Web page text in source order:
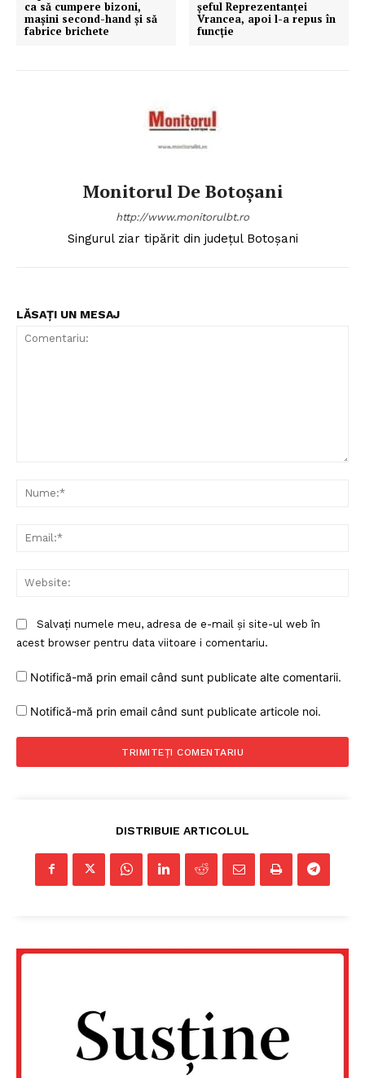
ca să cumpere bizoni,
mașini second-hand și să
fabrice brichete
șeful Reprezentanței
Vrancea, apoi l-a repus în
funcție
Monitorul De Botoșani
http://www.monitorulbt.ro
Singurul ziar tipărit din județul Botoșani
LĂSAȚI UN MESAJ
Salvați numele meu, adresa de e-mail și site-ul web în
acest browser pentru data viitoare i comentariu.
Notifică-mă prin email când sunt publicate alte comentarii.
Notifică-mă prin email când sunt publicate articole noi.
DISTRIBUIE ARTICOLUL